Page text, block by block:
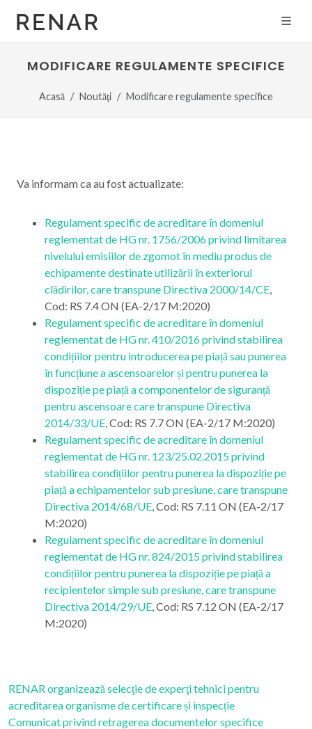
MODIFICARE REGULAMENTE SPECIFICE
Acasă Noutăţi Modificare regulamente specifice
Va informam ca au fost actualizate:
Regulament specific de acreditare în domeniul
reglementat de HG nr. 1756/2006 privind limitarea
nivelului emisiilor de zgomot în mediu produs de
echipamente destinate utilizării în exteriorul
clădirilor, care transpune Directiva 2000/14/CE,
Cod: RS 7.4 ON (EA-2/17 M:2020)
Regulament specific de acreditare în domeniul
reglementat de HG nr. 410/2016 privind stabilirea
condițiilor pentru introducerea pe piață sau punerea
în funcțiune a ascensoarelor și pentru punerea la
dispoziție pe piață a componentelor de siguranță
pentru ascensoare care transpune Directiva
2014/33/UE, Cod: RS 7.7 ON (EA-2/17 M:2020)
Regulament specific de acreditare în domeniul
reglementat de HG nr. 123/25.02.2015 privind
stabilirea condițiilor pentru punerea la dispoziție pe
piață a echipamentelor sub presiune, care transpune
Directiva 2014/68/UE, Cod: RS 7.11 ON (EA-2/17
M:2020)
Regulament specific de acreditare în domeniul
reglementat de HG nr. 824/2015 privind stabilirea
condițiilor pentru punerea la dispoziție pe piață a
recipientelor simple sub presiune, care transpune
Directiva 2014/29/UE, Cod: RS 7.12 ON (EA-2/17
M:2020)
RENAR organizează selecţie de experţi tehnici pentru
acreditarea organisme de certificare și inspecție
Comunicat privind retragerea documentelor specifice